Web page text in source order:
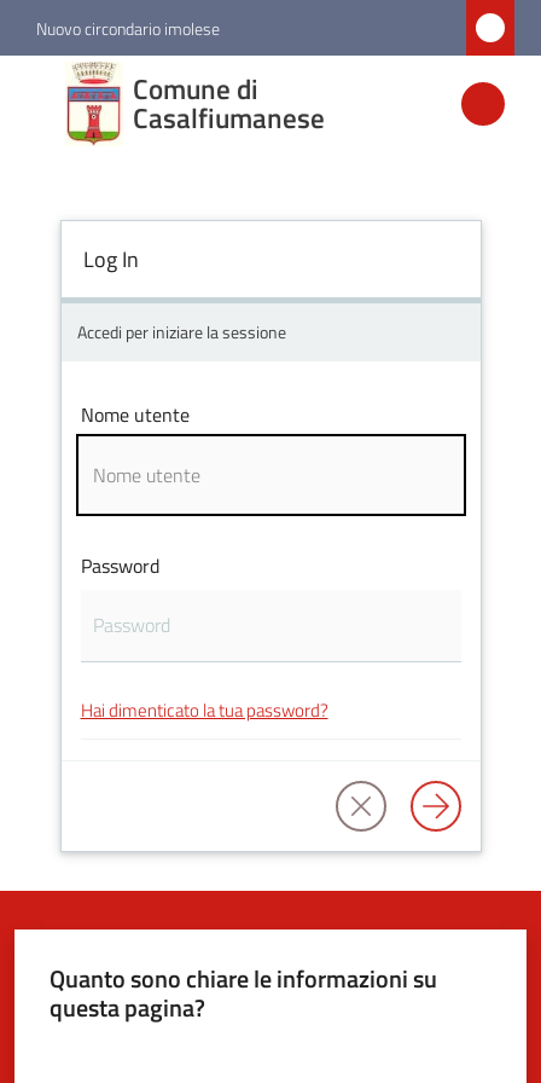
Vai al contenuto
Vai alla navigazione
Vai al footer
Nuovo circondario imolese
Comune di
Casalfiumanese
Comune di
Casalfiumanese
Amministrazione
Novità
Vivere
Casalfiumanese
5x1000
argomenti
Log In
Accedi per iniziare la sessione
Nome utente
Password
Hai dimenticato la tua password?
Quanto sono chiare le informazioni su
questa pagina?